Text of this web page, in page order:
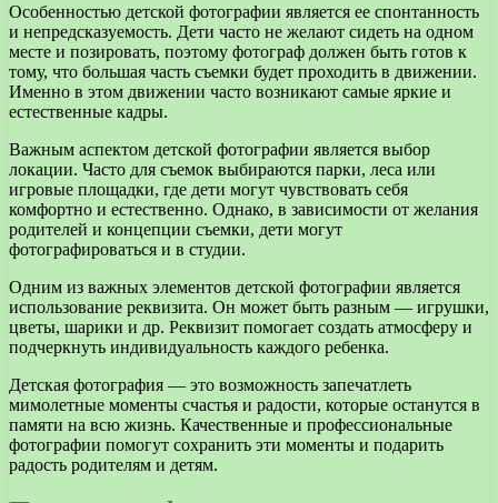
Особенностью детской фотографии является ее спонтанность
и непредсказуемость. Дети часто не желают сидеть на одном
месте и позировать, поэтому фотограф должен быть готов к
тому, что большая часть съемки будет проходить в движении.
Именно в этом движении часто возникают самые яркие и
естественные кадры.
Важным аспектом детской фотографии является выбор
локации. Часто для съемок выбираются парки, леса или
игровые площадки, где дети могут чувствовать себя
комфортно и естественно. Однако, в зависимости от желания
родителей и концепции съемки, дети могут
фотографироваться и в студии.
Одним из важных элементов детской фотографии является
использование реквизита. Он может быть разным — игрушки,
цветы, шарики и др. Реквизит помогает создать атмосферу и
подчеркнуть индивидуальность каждого ребенка.
Детская фотография — это возможность запечатлеть
мимолетные моменты счастья и радости, которые останутся в
памяти на всю жизнь. Качественные и профессиональные
фотографии помогут сохранить эти моменты и подарить
радость родителям и детям.